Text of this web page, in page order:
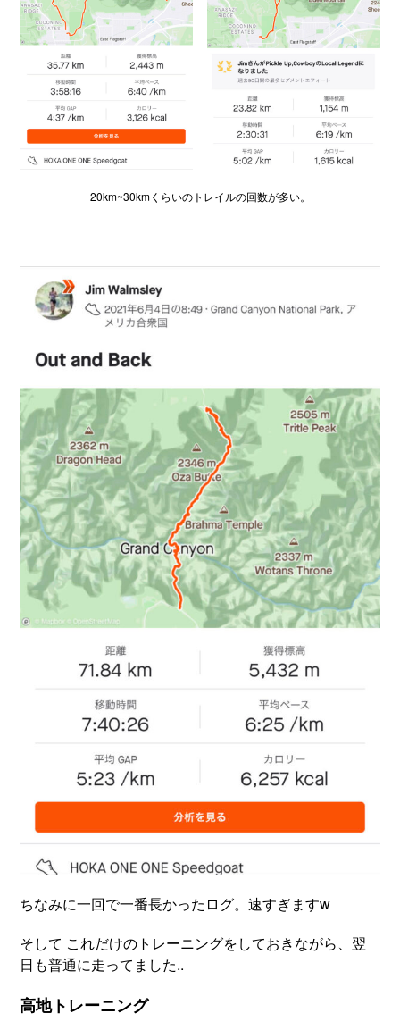
20km~30kmくらいのトレイルの回数が多い。
ちなみに一回で一番長かったログ。速すぎますw
そして これだけのトレーニングをしておきながら、翌
日も普通に走ってました..
高地トレーニング